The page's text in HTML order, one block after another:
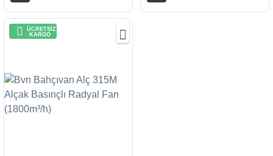
ÜCRETSİZ
KARGO